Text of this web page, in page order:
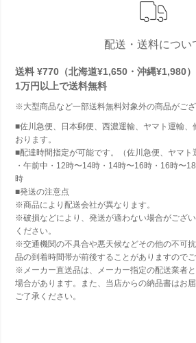
配送・送料につい
送料 ¥770（北海道¥1,650・沖縄¥1,980）
1万円以上で送料無料
※大型商品など一部送料無料対象外の商品がござ
■佐川急便、日本郵便、西濃運輸、ヤマト運輸、
おります。
■配達時間指定が可能です。（佐川急便、ヤマト
・午前中・12時〜14時・14時〜16時・16時〜
時
■発送の注意点
※商品により配送会社が異なります。
※破損などにより、発送が適わない場合がござ
ください。
※交通機関の不具合や悪天候などその他の不可
品の到着時間帯が前後することがありますのでご
※メーカー直送品は、メーカー指定の配送業者
場合があります。また、当店からの納品書はお届
ご了承ください。